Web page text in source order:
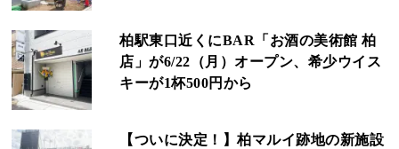
柏駅東口近くにBAR「お酒の美術館 柏
店」が6/22（月）オープン、希少ウイス
キーが1杯500円から
【ついに決定！】柏マルイ跡地の新施設